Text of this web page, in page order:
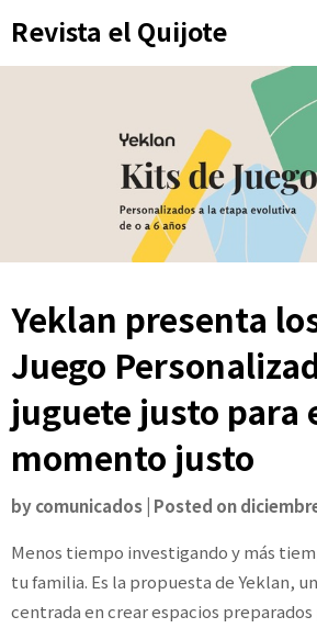
to
content
Revista el Quijote
Yeklan presenta
Juego
juguete justo para
momento justo
bycomunicados Posted on
Menos tiempo investigando y más
tu familia. Es la propuesta de Yeklan,
centrada en crear espacios preparados